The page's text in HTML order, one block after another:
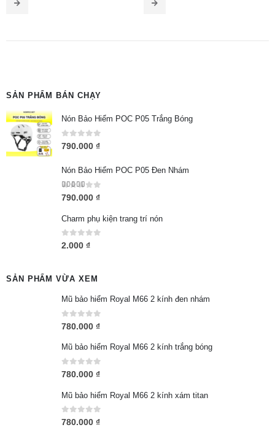
SẢN PHẨM BÁN CHẠY
Nón Bảo Hiểm POC P05 Trắng Bóng
0out of 5
790.000 ₫
Nón Bảo Hiểm POC P05 Đen Nhám
5.00 out of 5
790.000 ₫
Charm phụ kiện trang trí nón
0 out of 5
2.000 ₫
SẢN PHẨM VỪA XEM
Mũ bảo hiểm Royal M66 2 kính đen nhám
0out of 5
780.000 ₫
Mũ bảo hiểm Royal M66 2 kính trắng bóng
0out of 5
780.000 ₫
Mũ bảo hiểm Royal M66 2 kính xám titan
0out of 5
780.000 ₫